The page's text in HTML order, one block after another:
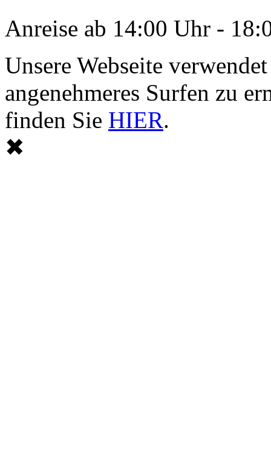
Anreise ab 14:00 Uhr -
Unsere Webseite
angenehmeres Surfen zu
finden Sie HIER.
✖